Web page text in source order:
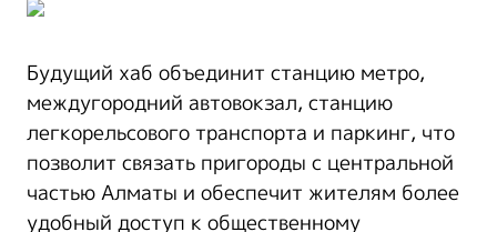
Будущий хаб объединит станцию метро,
междугородний автовокзал, станцию
легкорельсового транспорта и паркинг, что
позволит связать пригороды с центральной
частью Алматы и обеспечит жителям более
удобный доступ к общественному